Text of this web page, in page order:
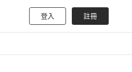
登入 註冊